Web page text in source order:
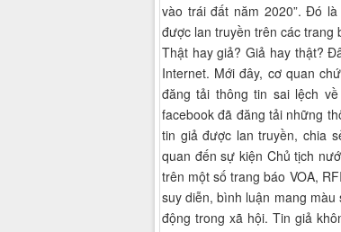
vào trái đất năm 2020”. Đó
được lan truyền trên các trang
Thật hay giả? Giả hay thật?
Internet. Mới đây, cơ quan
đăng tải thông tin sai lệch
facebook đã đăng tải những
tin giả được lan truyền, chia
quan đến sự kiện Chủ tịch
trên một số trang báo VOA,
suy diễn, bình luận mang
động trong xã hội. Tin giả